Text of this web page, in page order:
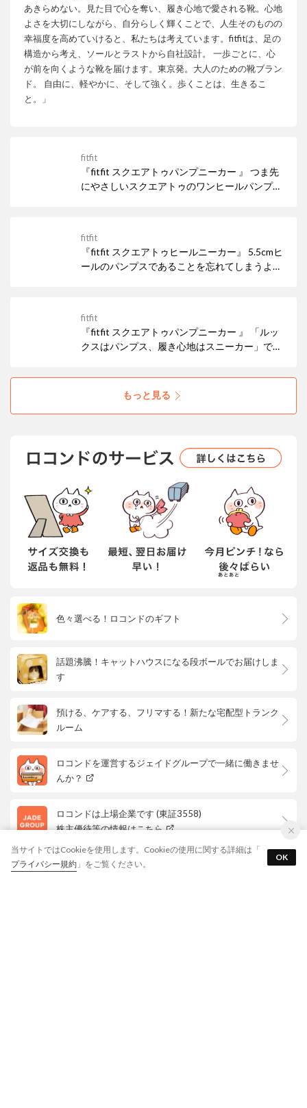
あきらめない。見た目で心を奪い、履き心地で愛される靴。心地
よさを大切にしながら、自分らしく輝くことで、人生そのものの
幸福度を高めていけると、私たちは考えています。fitfitは、足の
構造から考え、ソールとラストから自社設計。 一歩ごとに、心
が前を向くような靴を届けます。東京発。大人のための靴ブラン
ド。 自由に、軽やかに、そして強く。歩くことは、生きるこ
と。」
fitfit
『fitfit スクエアトゥパンプニーカー 』 つま先
にやさしいスクエアトゥのワンヒールパンプス
◎
fitfit
『fitfit スクエアトゥヒールニーカー』 5.5cmヒ
ールのパンプスであることを忘れてしまうよう
fitfit
『fitfit スクエアトゥパンプニーカー 』 「ルッ
クスはパンプス、履き心地はスニーカー」で大
そり見えが叶う スクエアトゥデザインからクッ
ション性のあるヒールタイプが新登場です！
もっと見る
色々選べる！ロコンドのギフト
話題沸騰！キャットハウスになる段ボールでお届けしま
す
預ける、ケアする、フリマする！新たな宅配型トランク
ルーム
ロコンドを運営するジェイドグループで一緒に働きませ
んか？
ロコンドは上場企業です (東証3558)
株主優待等の情報はこちら
カテゴリ
当サイトではCookieを使用します。Cookieの使用に関する詳細は「
プライバシー規約 」をご覧ください。
OK